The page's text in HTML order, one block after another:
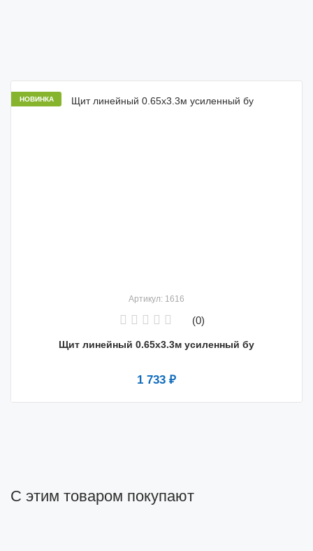
НОВИНКА
Артикул: 1616
(0)
Щит линейный 0.65х3.3м усиленный бу
1 733 ₽
С этим товаром покупают